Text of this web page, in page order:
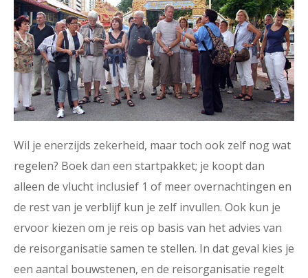
Wil je enerzijds zekerheid, maar toch ook zelf nog wat
regelen? Boek dan een startpakket; je koopt dan
alleen de vlucht inclusief 1 of meer overnachtingen en
de rest van je verblijf kun je zelf invullen. Ook kun je
ervoor kiezen om je reis op basis van het advies van
de reisorganisatie samen te stellen. In dat geval kies je
een aantal bouwstenen, en de reisorganisatie regelt